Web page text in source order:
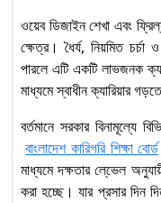
ওয়েব ডিজাইন শেখা এবং
ক্ষেত্র। ধৈর্য, নিয়মিত
পারলে এটি একটি লাভজনক
মাধ্যমে স্বাধীন ক্যারিয়ার
বর্তমানে সরকার বিনামূল্যে
বাংলাদেশ কারিগরি শিক্ষা বোর্ড
মাধ্যমে দক্ষতার লে্ভেল
করা হচ্ছে। যার প্রসার দিন